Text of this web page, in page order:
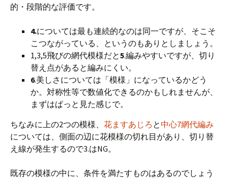
的・段階的な評価です。
4.については最も連続的なのは同一ですが、そこそ
こつながっている、というのもありとしましょう。
1,3,5飛びの網代模様だと5.編みやすいですが、切り
替え点があると編みにくい。
6.美しさについては「模様」になっているかどう
か。対称性等で数値化できるのかもしれませんが、
まずはぱっと見た感じで。
ちなみに上の2つの模様、 花ますあじろ と中心7網代編み
については、側面の辺に花模様の切れ目があり、切り替
え線が発生するので3.はNG。
既存の模様の中に、条件を満たすものはあるのでしょう